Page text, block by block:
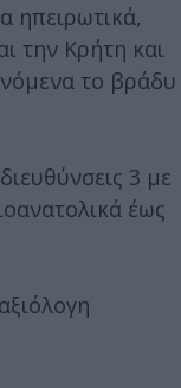
ηπειρωτικά,
την Κρήτη και
το βράδυ
3 με
έως